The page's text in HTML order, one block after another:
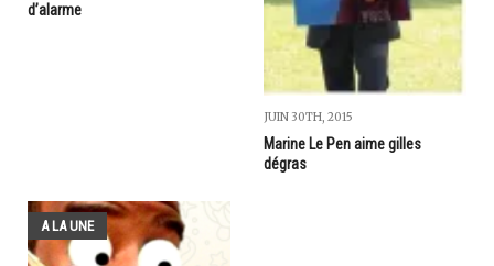
d’alarme
JUIN 30TH, 2015
Marine Le Pen aime gilles
dégras
A LA UNE